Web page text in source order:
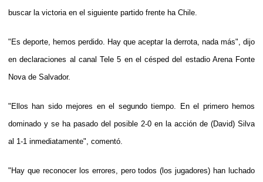
buscar la victoria en el siguiente partido frente ha Chile.
"Es deporte, hemos perdido. Hay que aceptar la derrota, nada más", dijo
en declaraciones al canal Tele 5 en el césped del estadio Arena Fonte
Nova de Salvador.
"Ellos han sido mejores en el segundo tiempo. En el primero hemos
dominado y se ha pasado del posible 2-0 en la acción de (David) Silva
al 1-1 inmediatamente", comentó.
"Hay que reconocer los errores, pero todos (los jugadores) han luchado